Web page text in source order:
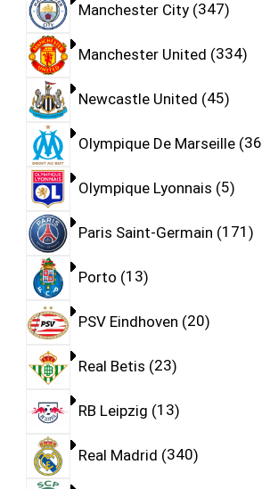
Manchester City 347
Manchester United 334
Newcastle United 45
Olympique De Marseille 36
Olympique Lyonnais 5
Paris Saint-Germain 171
Porto 13
PSV Eindhoven 20
Real Betis 23
RB Leipzig 13
Real Madrid 340